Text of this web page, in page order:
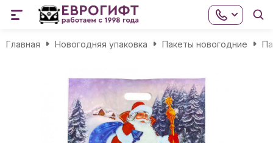
Главная Новогодняя упаковка Пакеты новогодние